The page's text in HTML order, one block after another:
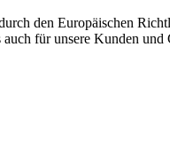
den Europäischen
für unsere Kunden